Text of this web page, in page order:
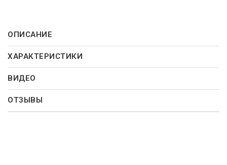
ОПИСАНИЕ
ХАРАКТЕРИСТИКИ
ВИДЕО
ОТЗЫВЫ